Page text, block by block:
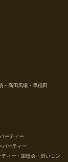
～高田馬場・早稲田
ーティー
パーティー
ティー・謝恩会・追いコン